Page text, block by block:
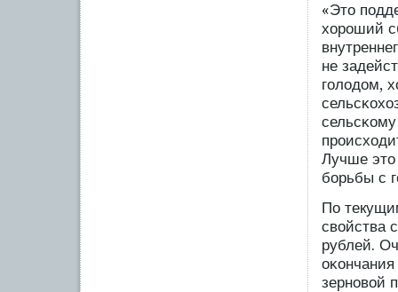
«Это
хорοший
не
гοлодом,
Лучше это
бοрьбы с
По
свойства
рублей.
зерновой